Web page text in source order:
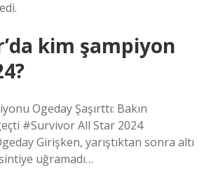
kim şampiyon
Ogeday Şaşırttı: Bakın
#Survivor All Star 2024
Girişken, yarıştıktan sonra altı
uğramadı…